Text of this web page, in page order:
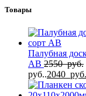
Товары
Палубная
AB 2550руб.
руб..2040 руб.